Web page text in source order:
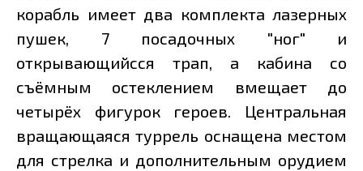
корабль имеет два комплекта лазерных
пушек, 7 посадочных "ног" и
открывающийсся трап, а кабина со
съёмным остеклением вмещает до
четырёх фигурок героев. Центральная
вращающаяся туррель оснащена местом
для стрелка и дополнительным орудием